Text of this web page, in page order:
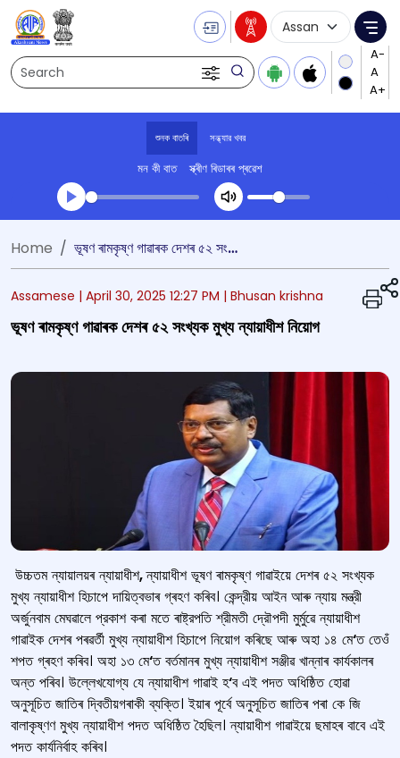
Search
Language
শুনক বাতৰি সন্ধ্যার খবর
মন কী বাত স্ক্ৰীণ ৰিডাৰৰ প্ৰৱেশ
Transcript summary
খেলা অডিঅ' সন্ধ্যার খবর
Home ভূষণ ৰামকৃষ্ণ গাৱাৰক দেশৰ ৫২ সংখ্যক মুখ্য ন্যায়াধীশ নিয়োগ
Assamese | April 30, 2025 12:27 PM | Bhusan krishna
ভূষণ ৰামকৃষ্ণ গাৱাৰক দেশৰ ৫২ সংখ্যক মুখ্য ন্যায়াধীশ নিয়োগ
উচ্চতম ন্যায়ালয়ৰ ন্যায়াধীশ,ন্যায়াধীশ ভূষণ ৰামকৃষ্ণ গাৱাইয়ে দেশৰ ৫২ সংখ্যক
মুখ্য ন্যায়াধীশ হিচাপে দায়িত্বভাৰ গ্ৰহণ কৰিব। কেন্দ্রীয় আইন আৰু ন্যায় মন্ত্রী
অর্জুনবাম মেঘৱালে প্রকাশ কৰা মতে ৰাষ্ট্রপতি শ্রীমতী দ্রৌপদী মুৰ্মুৱে ন্যায়াধীশ
গাৱাইক দেশৰ পৰৱৰ্তী মুখ্য ন্যায়াধীশ হিচাপে নিয়োগ কৰিছে আৰু অহা ১৪ মে‘ত তেওঁ
শপত গ্ৰহণ কৰিব। অহা ১৩ মে‘ত বৰ্তমানৰ মুখ্য ন্যায়াধীশ সঞ্জীৱ খান্নাৰ কাৰ্যকালৰ
অন্ত পৰিব। উল্লেখযোগ্য যে ন্যায়াধীশ গাৱাই হ‘ব এই পদত অধিষ্ঠিত হোৱা
অনুসূচিত জাতিৰ দ্বিতীয়গৰাকী ব্যক্তি। ইয়াৰ পূৰ্বে অনুসূচিত জাতিৰ পৰা কে জি
বালাকৃষ্ণণ মুখ্য ন্যায়াধীশ পদত অধিষ্ঠিত হৈছিল। ন্যায়াধীশ গাৱাইয়ে ছমাহৰ বাবে এই
পদত কাৰ্যনিৰ্বাহ কৰিব।